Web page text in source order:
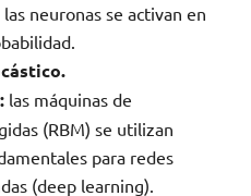
neuronas se activan en
las máquinas de
(RBM) se utilizan
para redes
(deep learning).